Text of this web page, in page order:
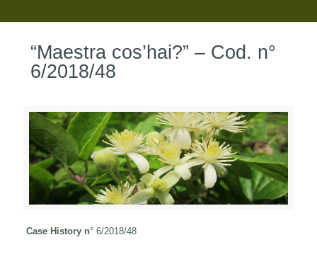
“Maestra cos’hai?” – Cod. n°
6/2018/48
Case History n° 6/2018/48